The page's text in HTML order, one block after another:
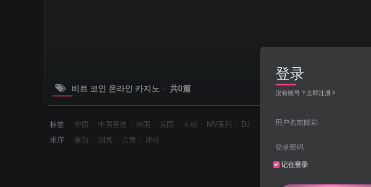
비트 코인 온라인 카지노 共0篇
标签 中国 中国香港 韩国 美国 车模 MV系列
DJ
排序
更新 浏览 点赞 评论
登录
没有账号？立即注册
用户名或邮箱
登录密码
记住登录